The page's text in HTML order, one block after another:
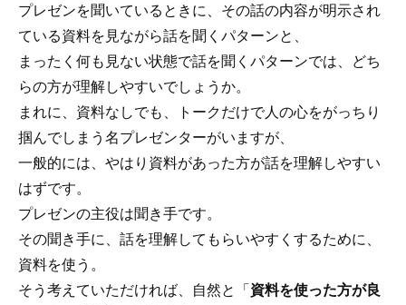
プレゼンを聞いているときに、その話の内容が明示され
ている資料を見ながら話を聞くパターンと、
まったく何も見ない状態で話を聞くパターンでは、どち
らの方が理解しやすいでしょうか。
まれに、資料なしでも、トークだけで人の心をがっちり
掴んでしまう名プレゼンターがいますが、
一般的には、やはり資料があった方が話を理解しやすい
はずです。
プレゼンの主役は聞き手です。
その聞き手に、話を理解してもらいやすくするために、
資料を使う。
そう考えていただければ、自然と「資料を使った方が良